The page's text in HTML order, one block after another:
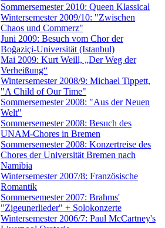
Sommersemester 2010: Queen Klassical
Wintersemester 2009/10: "Zwischen
Chaos und Commerz"
Juni 2009: Besuch vom Chor der
Boğaziçi-Universität (Istanbul)
Mai 2009: Kurt Weill, „Der Weg der
Verheißung“
Wintersemester 2008/9: Michael Tippett,
"A Child of Our Time"
Sommersemester 2008: "Aus der Neuen
Welt"
Sommersemester 2008: Besuch des
UNAM-Chores in Bremen
Sommersemester 2008: Konzertreise des
Chores der Universität Bremen nach
Namibia
Wintersemester 2007/8: Französische
Romantik
Sommersemester 2007: Brahms'
"Zigeunerlieder" + Solokonzerte
Wintersemester 2006/7: Paul McCartney's